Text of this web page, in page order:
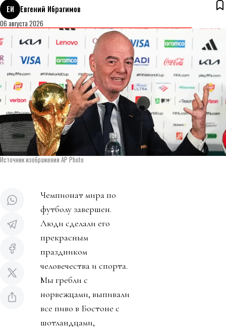
ЕИ
Евгений Ибрагимов
06 августа 2026
Источник изображения AP Photo
Чемпионат мира по
футболу завершен.
Люди сделали его
прекрасным
праздником
человечества и спорта.
Мы гребли с
норвежцами, выпивали
все пиво в Бостоне с
шотландцами,